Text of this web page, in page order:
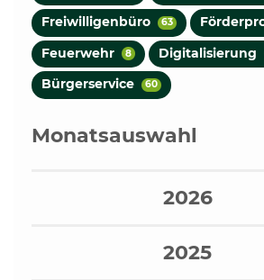
Freiwilligenbüro 63
Feuerwehr 8 Digitalisierung
Bürgerservice 60
Monatsauswahl
2026
2025